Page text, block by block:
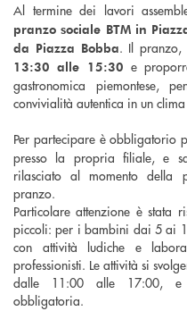
Al termine dei lavori
pranzo sociale BTM in
da Piazza Bobba. Il pranzo,
13:30 alle 15:30 e
gastronomica piemontese,
convivialità autentica in un
Per partecipare è obbligatorio
presso la propria filiale, e
rilasciato al momento della
pranzo.
Particolare attenzione è stata
piccoli: per i bambini dai 5 ai
con attività ludiche e
professionisti. Le attività si
dalle 11:00 alle 17:00, e
obbligatoria.